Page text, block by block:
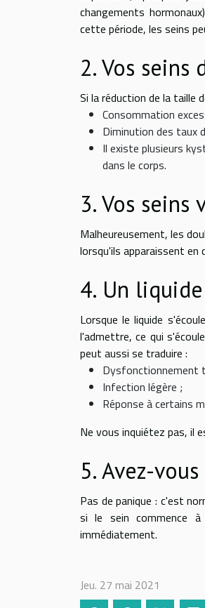
changements
cette période, les seins
2. Vos
Si la réduction de la taille
Consommation
Diminution des taux
Il existe plusieurs
dans le corps.
3. Vos seins
Malheureusement, les
lorsqu'ils apparaissent en
4. Un
Lorsque le liquide
l'admettre, ce qui
peut aussi se traduire :
Dysfonctionnement
Infection légère ;
Réponse à certains
Ne vous inquiétez pas, il
5. Avez-
Pas de panique : c'est
si le sein commence
immédiatement.
Jeu. 27 mai 2021